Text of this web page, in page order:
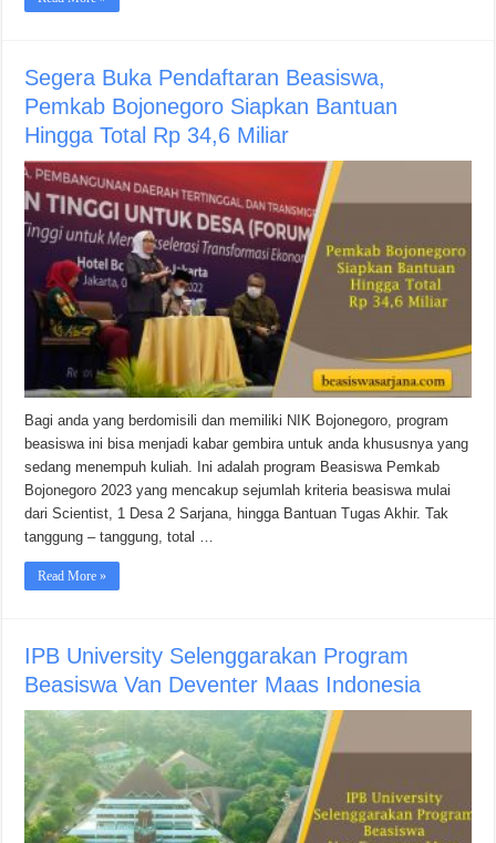
Segera Buka Pendaftaran Beasiswa,
Pemkab Bojonegoro Siapkan Bantuan
Hingga Total Rp 34,6 Miliar
Bagi anda yang berdomisili dan memiliki NIK Bojonegoro, program
beasiswa ini bisa menjadi kabar gembira untuk anda khususnya yang
sedang menempuh kuliah. Ini adalah program Beasiswa Pemkab
Bojonegoro 2023 yang mencakup sejumlah kriteria beasiswa mulai
dari Scientist, 1 Desa 2 Sarjana, hingga Bantuan Tugas Akhir. Tak
tanggung – tanggung, total …
Read More »
IPB University Selenggarakan Program
Beasiswa Van Deventer Maas Indonesia